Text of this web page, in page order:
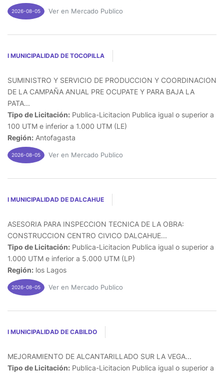
2026-08-05 Ver en Mercado Publico
I MUNICIPALIDAD DE TOCOPILLA
SUMINISTRO Y SERVICIO DE PRODUCCION Y COORDINACION
DE LA CAMPAÑA ANUAL PRE OCUPATE Y PARA BAJA LA
PATA...
Tipo de Licitación: Publica-Licitacion Publica igual o superior a
100 UTM e inferior a 1.000 UTM (LE)
Región: Antofagasta
2026-08-05 Ver en Mercado Publico
I MUNICIPALIDAD DE DALCAHUE
ASESORIA PARA INSPECCION TECNICA DE LA OBRA:
CONSTRUCCION CENTRO CIVICO DALCAHUE...
Tipo de Licitación: Publica-Licitacion Publica igual o superior a
1.000 UTM e inferior a 5.000 UTM (LP)
Región: los Lagos
2026-08-05 Ver en Mercado Publico
I MUNICIPALIDAD DE CABILDO
MEJORAMIENTO DE ALCANTARILLADO SUR LA VEGA...
Tipo de Licitación: Publica-Licitacion Publica igual o superior a